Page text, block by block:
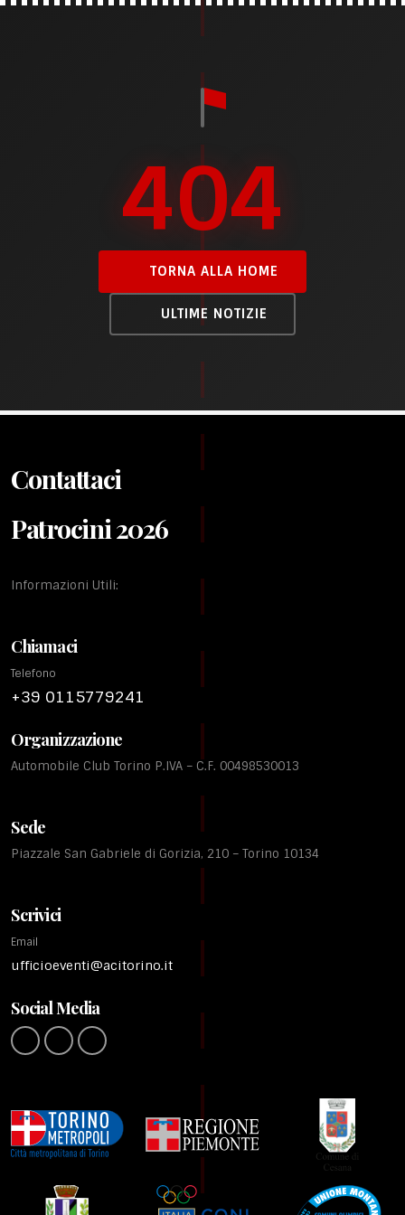
404
TORNA ALLA HOME
ULTIME NOTIZIE
Contattaci
Patrocini 2026
Informazioni Utili:
Chiamaci
Telefono
+39 0115779241
Organizzazione
Automobile Club Torino P.IVA – C.F. 00498530013
Sede
Piazzale San Gabriele di Gorizia, 210 – Torino 10134
Scrivici
Email
ufficioeventi@acitorino.it
Social Media